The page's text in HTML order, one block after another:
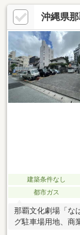
線ターミナル（車
に返信いたします
沖縄県
建築条件なし
都市ガス
那覇文化劇場「な
グ駐車場用地、商